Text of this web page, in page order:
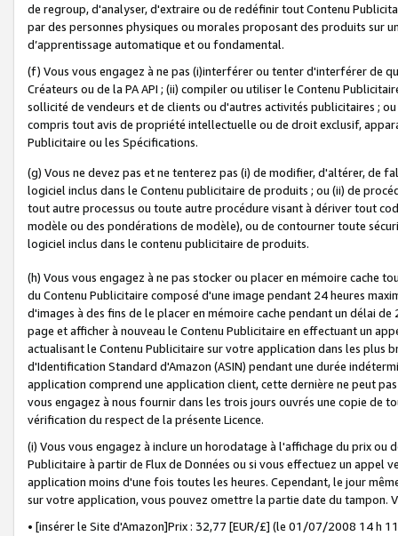
de regroup, d'analyser, d'extraire ou de redéfinir tout Contenu
par des personnes physiques ou morales proposant des produits sur
d’apprentissage automatique et ou fondamental.
(f) Vous vous engagez à ne pas (i)interférer ou tenter d'interférer de
Créateurs ou de la PA API ; (ii) compiler ou utiliser le Contenu
sollicité de vendeurs et de clients ou d'autres activités publicitaires ;
compris tout avis de propriété intellectuelle ou de droit exclusif,
Publicitaire ou les Spécifications.
(g) Vous ne devez pas et ne tenterez pas (i) de modifier, d'altérer, de
logiciel inclus dans le Contenu publicitaire de produits ; ou (ii) de
tout autre processus ou toute autre procédure visant à dériver tout
modèle ou des pondérations de modèle), ou de contourner toute
logiciel inclus dans le contenu publicitaire de produits.
(h) Vous vous engagez à ne pas stocker ou placer en mémoire cache
du Contenu Publicitaire composé d'une image pendant 24 heures
d'images à des fins de le placer en mémoire cache pendant un délai
page et afficher à nouveau le Contenu Publicitaire en effectuant un
actualisant le Contenu Publicitaire sur votre application dans les plus
d'Identification Standard d'Amazon (ASIN) pendant une durée
application comprend une application client, cette dernière ne peut
vous engagez à nous fournir dans les trois jours ouvrés une copie de
vérification du respect de la présente Licence.
(i) Vous vous engagez à inclure un horodatage à l'affichage du prix
Publicitaire à partir de Flux de Données ou si vous effectuez un appel
application moins d'une fois toutes les heures. Cependant, le jour
sur votre application, vous pouvez omettre la partie date du tampon.
• [insérer le Site d'Amazon]Prix : 32,77 [EUR/£] (le 01/07/2008 14 h